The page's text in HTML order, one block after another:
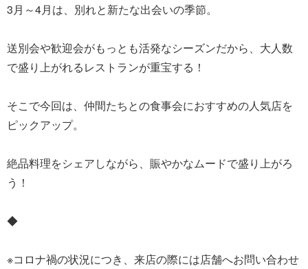
3月～4月は、別れと新たな出会いの季節。
送別会や歓迎会がもっとも活発なシーズンだから、大人数
で盛り上がれるレストランが重宝する！
そこで今回は、仲間たちとの食事会におすすめの人気店を
ピックアップ。
絶品料理をシェアしながら、賑やかなムードで盛り上がろ
う！
◆
※コロナ禍の状況につき、来店の際には店舗へお問い合わせ